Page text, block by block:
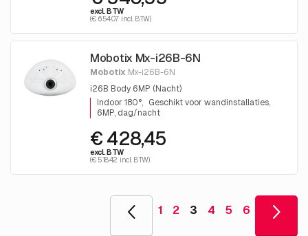
excl. BTW
(€ 654.07 incl. BTW)
Mobotix Mx-i26B-6N
Mobotix Mx-i26B-6N
i26B Body 6MP (Nacht)
Indoor 180°
Geschikt voor wandinstallaties
6MP, dag/nacht
€ 428,45
excl. BTW
(€ 518.42 incl. BTW)
1 2 3 4 5 6